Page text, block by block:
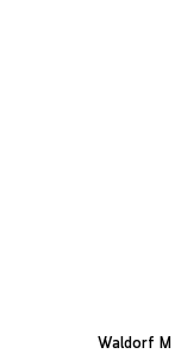
Waldorf M